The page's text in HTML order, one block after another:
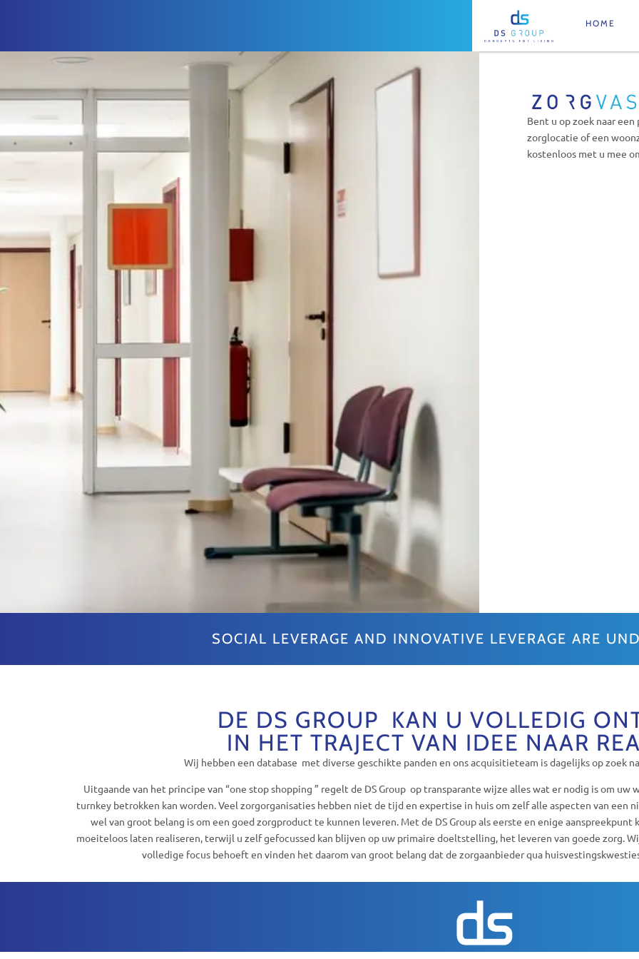
HOME
Bent u op zoek naar
zorglocatie of een
kostenloos met u mee
SOCIAL LEVERAGE AND INNOVATIVE LEVERAGE ARE
DE DS GROUP KAN U VOLLEDIG
IN HET TRAJECT VAN IDEE NAAR
Wij hebben een database met diverse geschikte panden en ons acquisitieteam is dagelijks op zoek
Uitgaande van het principe van “one stop shopping ” regelt de DS Group op transparante wijze alles wat er nodig is om
turnkey betrokken kan worden. Veel zorgorganisaties hebben niet de tijd en expertise in huis om zelf alle aspecten van
wel van groot belang is om een goed zorgproduct te kunnen leveren. Met de DS Group als eerste en enige
moeiteloos laten realiseren, terwijl u zelf gefocussed kan blijven op uw primaire doeltstelling, het leveren van goede zorg.
volledige focus behoeft en vinden het daarom van groot belang dat de zorgaanbieder qua